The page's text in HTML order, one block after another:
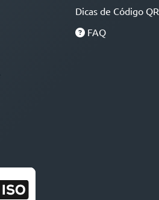
Dicas de Código QR
FAQ